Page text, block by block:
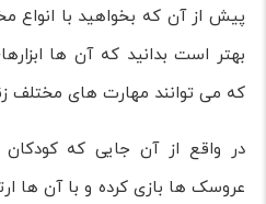
پیش از آن که بخواهید با انواع
بهتر است بدانید که آن ها
که می توانند مهارت های مختلف
در واقع از آن جایی که
عروسک ها بازی کرده و با آن ها